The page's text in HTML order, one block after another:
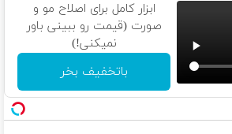
ابزار کامل برای اصلاح مو و
صورت (قیمت رو ببینی باور
نمیکنی!)
باتخفیف بخر